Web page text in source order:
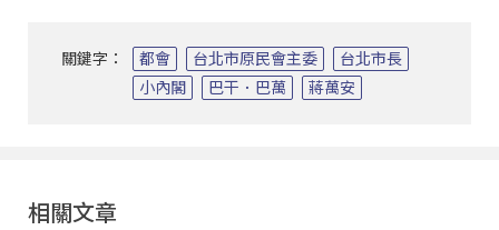
關鍵字： 都會 台北市原民會主委
台北市長
小內閣
巴干．巴萬 蔣萬安
相關文章